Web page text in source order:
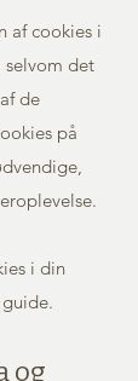
af cookies i
selvom det
de
på
i din
.
og